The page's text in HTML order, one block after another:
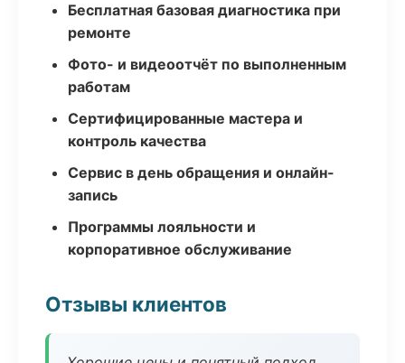
Бесплатная базовая диагностика при
ремонте
Фото- и видеоотчёт по выполненным
работам
Сертифицированные мастера и
контроль качества
Сервис в день обращения и онлайн-
запись
Программы лояльности и
корпоративное обслуживание
Отзывы клиентов